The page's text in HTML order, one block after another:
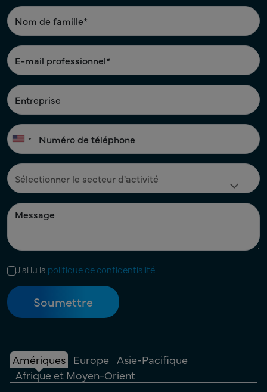
J'ai lu la politique de confidentialité.
Amériques Europe Asie-Pacifique
Afrique et Moyen-Orient